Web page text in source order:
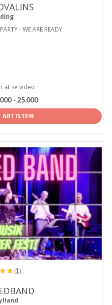
- WE ARE READY
at se video
- 25.000
ARTISTEN
(1)